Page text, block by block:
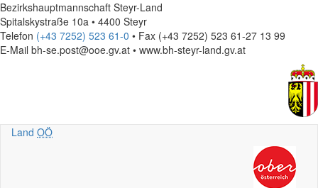
Bezirkshauptmannschaft Steyr-Land
Spitalskystraße 10a • 4400 Steyr
Telefon (+43 7252) 523 61-0 • Fax (+43 7252) 523 61-27 13 99
E-Mail bh-se.post@ooe.gv.at • www.bh-steyr-land.gv.at
Land OÖ